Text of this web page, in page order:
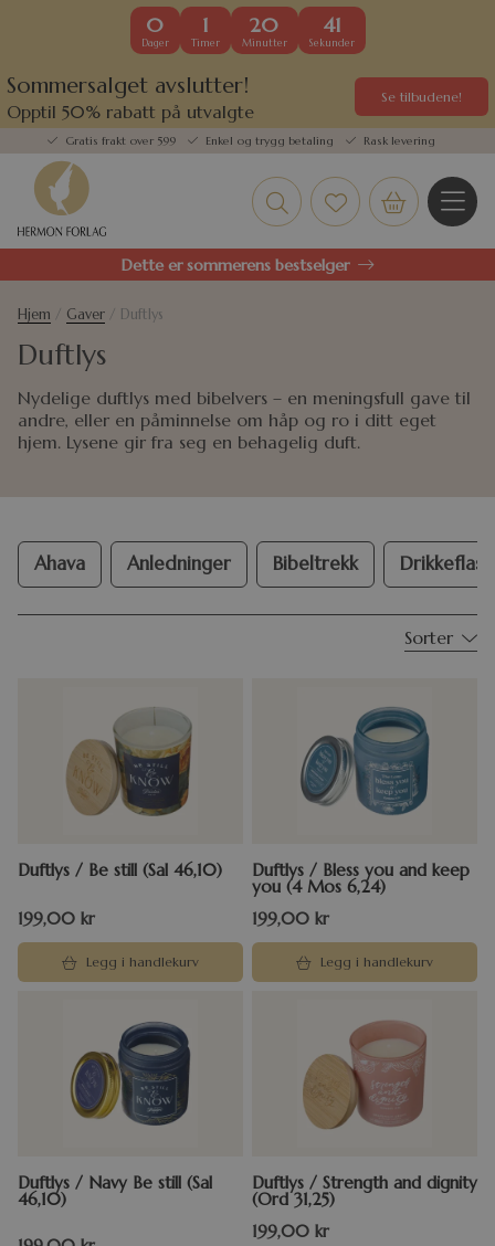
0
Dager
1
Timer
20
Minutter
41
Sekunder
Sommersalget avslutter!
Opptil 50% rabatt på utvalgte
kundefavoritter
Se tilbudene!
Gratis frakt over 599 Enkel og trygg betaling Rask levering
Dette er sommerens bestselger
Hjem / Gaver / Duftlys
Duftlys
Nydelige duftlys med bibelvers – en meningsfull gave til
andre, eller en påminnelse om håp og ro i ditt eget
hjem. Lysene gir fra seg en behagelig duft.
Ahava Anledninger Bibeltrekk
Sorter
Duftlys / Be still (Sal 46,10)
199,00 kr
Legg i handlekurv
Duftlys / Bless you and keep
you (4 Mos 6,24)
199,00 kr
Legg i handlekurv
Duftlys / Navy Be still (Sal
46,10)
Duftlys / Strength and dignity
(Ord 31,25)
199,00 kr